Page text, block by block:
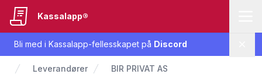
Bli med i Kassalapp-fellesskapet på Discord
Kassalapp®
Leverandører BIR PRIVAT AS